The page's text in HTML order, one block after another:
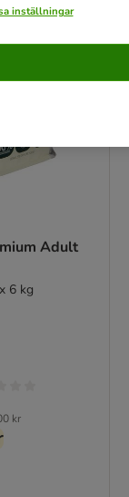
Adult
6 kg
kr
inställningar